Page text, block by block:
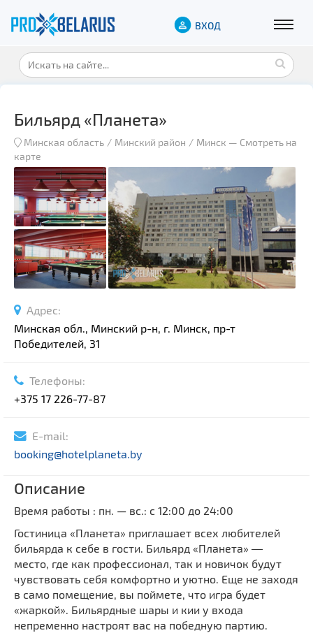
ВХОД
Бильярд «Планета»
Минская область Минский район Минск — Смотреть на
карте
Адрес:
Минская обл., Минский р-н, г. Минск, пр-т
Победителей, 31
Телефоны:
+375 17 226-77-87
E-mail:
booking@hotelplaneta.by
Описание
Время работы : пн. — вс.: с 12:00 до 24:00
Гостиница «Планета» приглашает всех любителей
бильярда к себе в гости. Бильярд «Планета» ―
место, где как профессионал, так и новичок будут
чувствовать себя комфортно и уютно. Еще не заходя
в само помещение, вы поймете, что игра будет
«жаркой». Бильярдные шары и кии у входа
непременно настроят вас на победную партию.